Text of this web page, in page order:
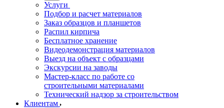
Услуги
Подбор и расчет материалов
Заказ образцов и планшетов
Распил кирпича
Бесплатное хранение
Видеодемонстрация материалов
Выезд на объект с образцами
Экскурсии на заводы
Мастер-класс по работе со
строительными материалами
Технический надзор за строительством
Клиентам